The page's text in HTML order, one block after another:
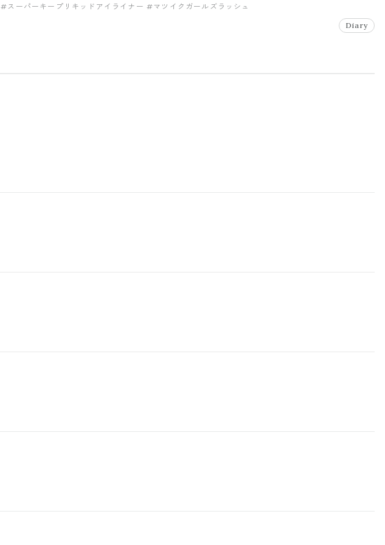
#スーパーキープリキッドアイライナー #マツイクガールズラッシュ
Diary